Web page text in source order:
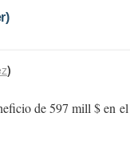
de 597 mill $ en
)